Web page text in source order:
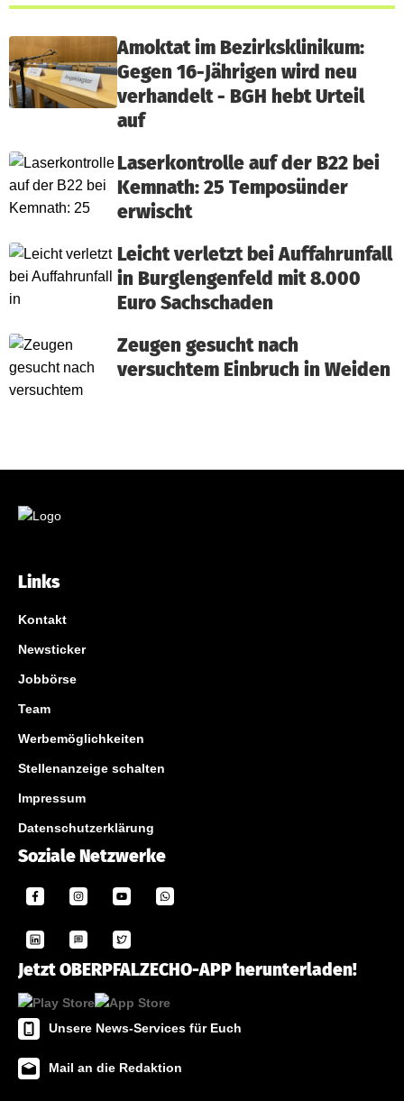
Amoktat im Bezirksklinikum:
Gegen 16-Jährigen wird neu
verhandelt - BGH hebt Urteil
auf
Laserkontrolle auf der B22 bei
Kemnath: 25 Temposünder
erwischt
Leicht verletzt bei Auffahrunfall
in Burglengenfeld mit 8.000
Euro Sachschaden
Zeugen gesucht nach
versuchtem Einbruch in Weiden
Links
Kontakt
Newsticker
Jobbörse
Team
Werbemöglichkeiten
Stellenanzeige schalten
Impressum
Datenschutzerklärung
Soziale Netzwerke
Jetzt OBERPFALZECHO-APP herunterladen!
Unsere News-Services für Euch
Mail an die Redaktion